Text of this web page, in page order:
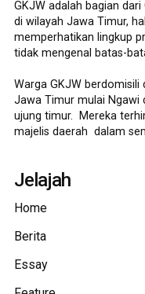
GKJW adalah bagian
di wilayah Jawa Timur,
memperhatikan lingkup
tidak mengenal batas-
Warga GKJW
Jawa Timur mulai Ngawi
ujung timur. Mereka
majelis daerah dalam
Jelajah
Home
Berita
Essay